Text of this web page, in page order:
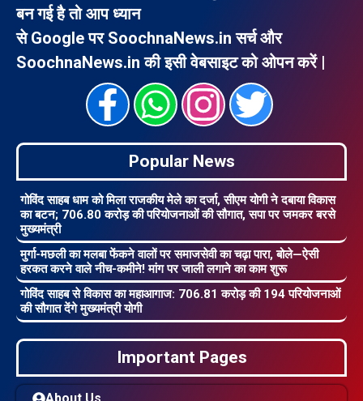
बन गई है तो आप ध्यान
से Google पर SoochnaNews.in सर्च और
SoochnaNews.in की इसी वेबसाइट को ओपन करें |
Popular News
गोविंद साहब धाम को मिला राजकीय मेले का दर्जा, सीएम योगी ने दबाया विकास
का बटन; 706.80 करोड़ की परियोजनाओं की सौगात, सपा पर जमकर बरसे
मुख्यमंत्री
मुर्गा-मछली का मलबा फेंकने वालों पर समाजसेवी का चढ़ा पारा, बोले—ऐसी
हरकत करने वाले नीच-कमीने! मांग पर जाली लगाने का काम शुरू
गोविंद साहब से विकास का महाआगाज: 706.81 करोड़ की 194 परियोजनाओं
की सौगात देंगे मुख्यमंत्री योगी
Important Pages